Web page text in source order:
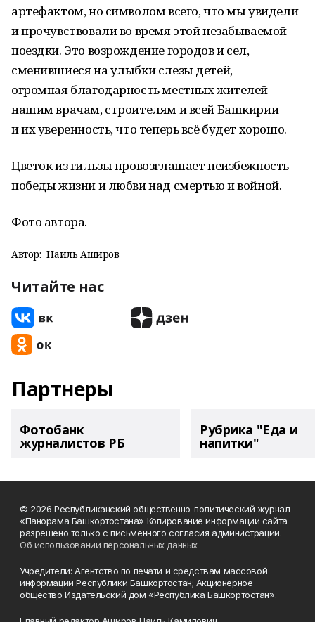
артефактом, но символом всего, что мы увидели
и прочувствовали во время этой незабываемой
поездки. Это возрождение городов и сел,
сменившиеся на улыбки слезы детей,
огромная благодарность местных жителей
нашим врачам, строителям и всей Башкирии
и их уверенность, что теперь всё будет хорошо.
Цветок из гильзы провозглашает неизбежность
победы жизни и любви над смертью и войной.
Фото автора.
Автор: Наиль Аширов
Читайте нас
Партнеры
Фотобанк
журналистов РБ
Рубрика "Еда и
напитки"
© 2026 Республиканский общественно-политический журнал
«Панорама Башкортостана» Копирование информации сайта
разрешено только с письменного согласия администрации.
Об использовании персональных данных
Учредители: Агентство по печати и средствам массовой
информации Республики Башкортостан; Акционерное
общество Издательский дом «Республика Башкортостан».